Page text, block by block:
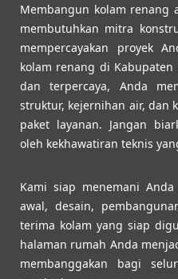
Membangun kolam renang
membutuhkan mitra
mempercayakan proyek
kolam renang di
dan terpercaya, Anda
struktur, kejernihan air, dan
paket layanan. Jangan
oleh kekhawatiran teknis
Kami siap menemani
awal, desain,
terima kolam yang siap
halaman rumah Anda
membanggakan bagi